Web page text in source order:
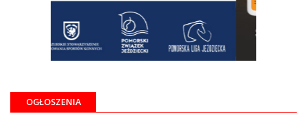
OGŁOSZENIA